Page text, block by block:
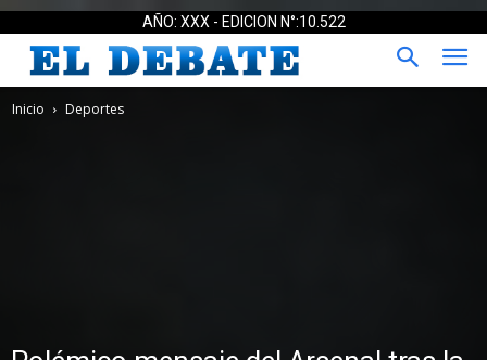
AÑO: XXX - EDICION N°:10.522
Inicio Deportes